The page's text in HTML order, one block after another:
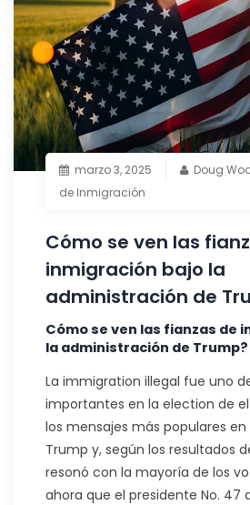
marzo 3, 2025 Doug
de Inmigración
Cómo se ven las
inmigración bajo la
administración de
Cómo se ven las fianzas de
la administración de Trump?
La immigration illegal fue uno
importantes en la election de el
los mensajes más populares
Trump y, según los resultados
resonó con la mayoría de los
ahora que el presidente No. 47